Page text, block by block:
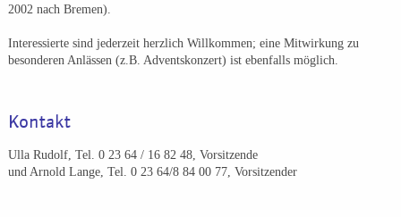
2002 nach Bremen).
Interessierte sind jederzeit herzlich Willkommen; eine Mitwirkung zu
besonderen Anlässen (z.B. Adventskonzert) ist ebenfalls möglich.
Kontakt
Ulla Rudolf, Tel. 0 23 64 / 16 82 48, Vorsitzende
und Arnold Lange, Tel. 0 23 64/8 84 00 77, Vorsitzender